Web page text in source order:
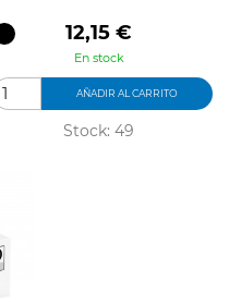
Precio
12,15 €
En stock
AÑADIR AL CARRITO
Stock: 49